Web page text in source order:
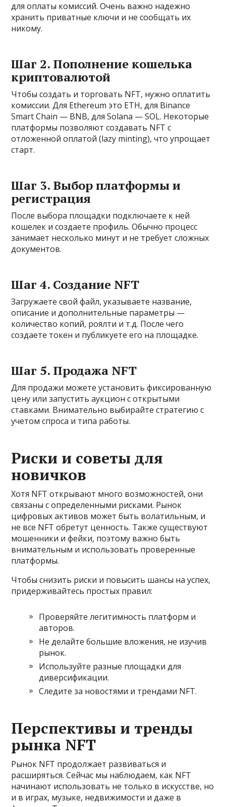
для оплаты комиссий. Очень важно надежно
хранить приватные ключи и не сообщать их
никому.
Шаг 2. Пополнение кошелька
криптовалютой
Чтобы создать и торговать NFT, нужно оплатить
комиссии. Для Ethereum это ETH, для Binance
Smart Chain — BNB, для Solana — SOL. Некоторые
платформы позволяют создавать NFT с
отложенной оплатой (lazy minting), что упрощает
старт.
Шаг 3. Выбор платформы и
регистрация
После выбора площадки подключаете к ней
кошелек и создаете профиль. Обычно процесс
занимает несколько минут и не требует сложных
документов.
Шаг 4. Создание NFT
Загружаете свой файл, указываете название,
описание и дополнительные параметры —
количество копий, роялти и т.д. После чего
создаете токен и публикуете его на площадке.
Шаг 5. Продажа NFT
Для продажи можете установить фиксированную
цену или запустить аукцион с открытыми
ставками. Внимательно выбирайте стратегию с
учетом спроса и типа работы.
Риски и советы для
новичков
Хотя NFT открывают много возможностей, они
связаны с определенными рисками. Рынок
цифровых активов может быть волатильным, и
не все NFT обретут ценность. Также существуют
мошенники и фейки, поэтому важно быть
внимательным и использовать проверенные
платформы.
Чтобы снизить риски и повысить шансы на успех,
придерживайтесь простых правил:
Проверяйте легитимность платформ и
авторов.
Не делайте большие вложения, не изучив
рынок.
Используйте разные площадки для
диверсификации.
Следите за новостями и трендами NFT.
Перспективы и тренды
рынка NFT
Рынок NFT продолжает развиваться и
расширяться. Сейчас мы наблюдаем, как NFT
начинают использовать не только в искусстве, но
и в играх, музыке, недвижимости и даже в